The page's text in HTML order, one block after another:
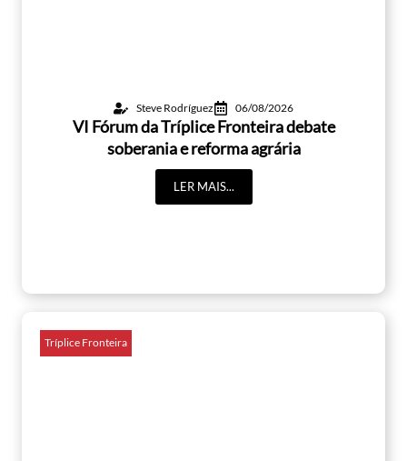
Steve Rodríguez 06/08/2026
VI Fórum da Tríplice Fronteira debate
soberania e reforma agrária
LER MAIS...
Tríplice Fronteira